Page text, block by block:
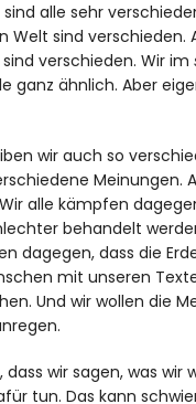
alle sehr
Welt sind verschieden.
sind verschieden. Wir im
ganz ähnlich. Aber
wir auch so
Meinungen.
alle kämpfen
behandelt
dagegen, dass die
mit unseren
Und wir wollen die
wir sagen, was wir
tun. Das kann